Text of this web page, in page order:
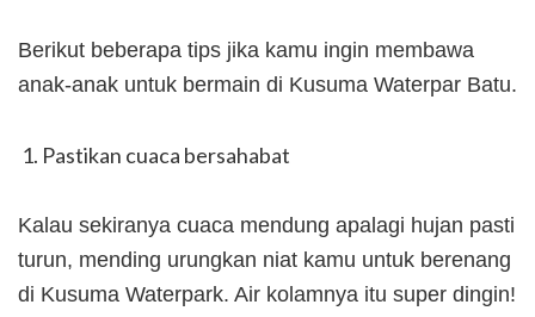
Berikut beberapa tips jika kamu ingin membawa
anak-anak untuk bermain di Kusuma Waterpar Batu.
Pastikan cuaca bersahabat
Kalau sekiranya cuaca mendung apalagi hujan pasti
turun, mending urungkan niat kamu untuk berenang
di Kusuma Waterpark. Air kolamnya itu super dingin!